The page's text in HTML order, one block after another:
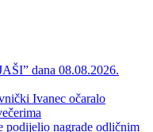
dana 08.08.2026.
Ivanec očaralo
podijelio nagrade odličnim